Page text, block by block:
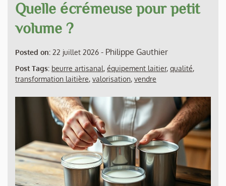
Quelle écrémeuse pour petit
volume ?
Posted on: 22 juillet 2026 - Philippe Gauthier
Post Tags: beurre artisanal, équipement laitier, qualité,
transformation laitière, valorisation, vendre